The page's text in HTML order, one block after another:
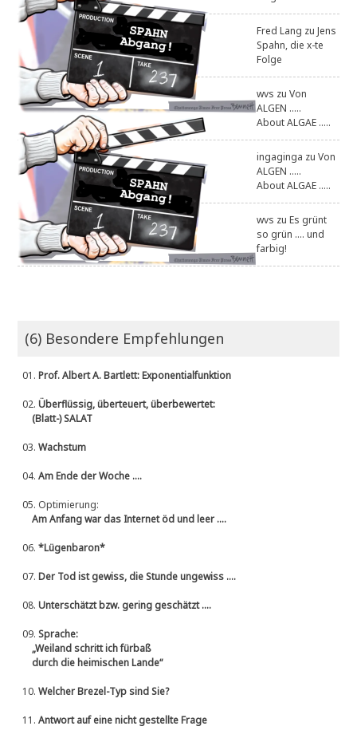
Fred Lang zuJens
Spahn, die x-te
Folge
wvs zuVon
ALGEN .....
About ALGAE .....
ingaginga zuVon
ALGEN .....
About ALGAE .....
wvs zuEs grünt
so grün .... und
farbig!
(6) Besondere Empfehlungen
01.Prof. Albert A. Bartlett: Exponentialfunktion
02.Überflüssig, überteuert, überbewertet:
(Blatt-) SALAT
03.Wachstum
04.Am Ende der Woche ....
05. Optimierung:
Am Anfang war das Internet öd und leer ....
06.*Lügenbaron*
07.Der Tod ist gewiss, die Stunde ungewiss ....
08.Unterschätzt bzw. gering geschätzt ....
09.Sprache:
„Weiland schritt ich fürbaß
durch die heimischen Lande“
10.Welcher Brezel-Typ sind Sie?
11.Antwort auf eine nicht gestellte Frage